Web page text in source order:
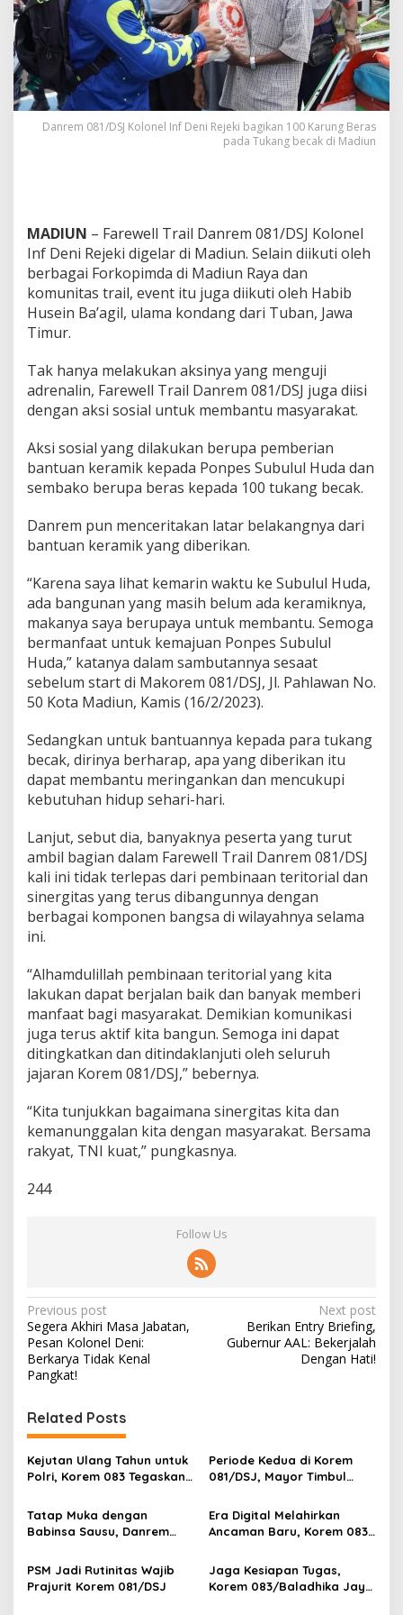
r
a
i
l
,
D
a
n
/
D
S
J
B
a
k
a
n
1
0
K
a
r
n
g
e
r
a
s
P
a
d
a
T
k
a
n
g
B
a
k
Danrem 081/DSJ Kolonel Inf Deni Rejeki bagikan 100 Karung Beras
pada Tukang becak di Madiun
MADIUN – Farewell Trail Danrem 081/DSJ Kolonel
Inf Deni Rejeki digelar di Madiun. Selain diikuti oleh
berbagai Forkopimda di Madiun Raya dan
komunitas trail, event itu juga diikuti oleh Habib
Husein Ba’agil, ulama kondang dari Tuban, Jawa
Timur.
Tak hanya melakukan aksinya yang menguji
adrenalin, Farewell Trail Danrem 081/DSJ juga diisi
dengan aksi sosial untuk membantu masyarakat.
Aksi sosial yang dilakukan berupa pemberian
bantuan keramik kepada Ponpes Subulul Huda dan
sembako berupa beras kepada 100 tukang becak.
Danrem pun menceritakan latar belakangnya dari
bantuan keramik yang diberikan.
“Karena saya lihat kemarin waktu ke Subulul Huda,
ada bangunan yang masih belum ada keramiknya,
makanya saya berupaya untuk membantu. Semoga
bermanfaat untuk kemajuan Ponpes Subulul
Huda,” katanya dalam sambutannya sesaat
sebelum start di Makorem 081/DSJ, Jl. Pahlawan No.
50 Kota Madiun, Kamis (16/2/2023).
Sedangkan untuk bantuannya kepada para tukang
becak, dirinya berharap, apa yang diberikan itu
dapat membantu meringankan dan mencukupi
kebutuhan hidup sehari-hari.
Lanjut, sebut dia, banyaknya peserta yang turut
ambil bagian dalam Farewell Trail Danrem 081/DSJ
kali ini tidak terlepas dari pembinaan teritorial dan
sinergitas yang terus dibangunnya dengan
berbagai komponen bangsa di wilayahnya selama
ini.
“Alhamdulillah pembinaan teritorial yang kita
lakukan dapat berjalan baik dan banyak memberi
manfaat bagi masyarakat. Demikian komunikasi
juga terus aktif kita bangun. Semoga ini dapat
ditingkatkan dan ditindaklanjuti oleh seluruh
jajaran Korem 081/DSJ,” bebernya.
“Kita tunjukkan bagaimana sinergitas kita dan
kemanunggalan kita dengan masyarakat. Bersama
rakyat, TNI kuat,” pungkasnya.
244
Follow Us
P
o
s
n
a
v
g
a
t
i
Previous post
Segera Akhiri Masa Jabatan,
Pesan Kolonel Deni:
Berkarya Tidak Kenal
Pangkat!
Next post
Berikan Entry Briefing,
Gubernur AAL: Bekerjalah
Dengan Hati!
Related Posts
Kejutan Ulang Tahun untuk
Polri, Korem 083 Tegaskan
Malang
Periode Kedua di Korem
081/DSJ, Mayor Timbul
Tatap Muka dengan
Babinsa Sausu, Danrem
Penting untuk Prajurit
Era Digital Melahirkan
Ancaman Baru, Korem 083
Ketahanan Bangsa
PSM Jadi Rutinitas Wajib
Prajurit Korem 081/DSJ
Jaga Kesiapan Tugas,
Korem 083/Baladhika Jaya